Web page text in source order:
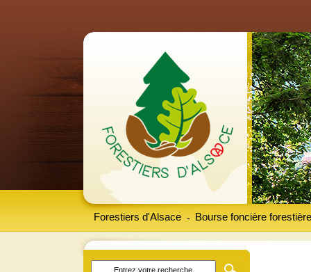
Forestiers d'Alsace Bourse foncière forestière
-